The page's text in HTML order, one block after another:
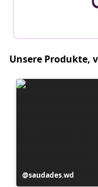
Unsere Produkte,
Beitrag
saudades.wd